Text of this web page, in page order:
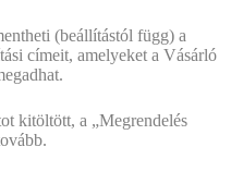
(beállítástól függ) a
címeit, amelyeket a Vásárló
kitöltött, a „Megrendelés